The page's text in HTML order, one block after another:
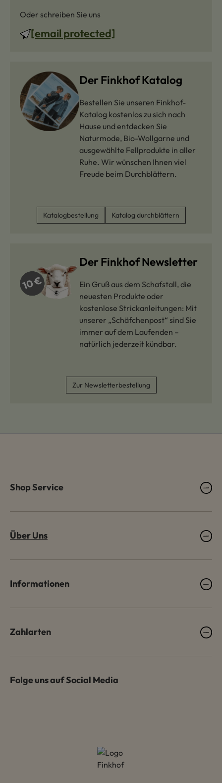
Oder schreiben Sie uns
[email protected]
Der Finkhof Katalog
Bestellen Sie unseren Finkhof-
Katalog kostenlos zu sich nach
Hause und entdecken Sie
Naturmode, Bio-Wollgarne und
ausgewählte Fellprodukte in aller
Ruhe. Wir wünschen Ihnen viel
Freude beim Durchblättern.
Katalogbestellung Katalog durchblättern
Der Finkhof Newsletter
Ein Gruß aus dem Schafstall, die
neuesten Produkte oder
kostenlose Strickanleitungen: Mit
unserer „Schäfchenpost“ sind Sie
immer auf dem Laufenden –
natürlich jederzeit kündbar.
Zur Newsletterbestellung
Shop Service
Über Uns
Informationen
Zahlarten
Folge uns auf Social Media